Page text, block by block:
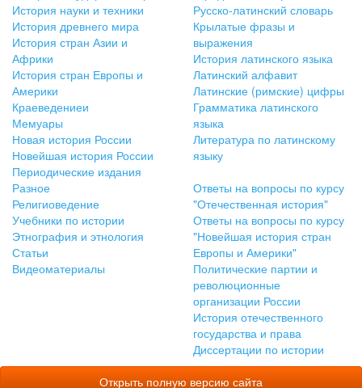
История науки и техники
История древнего мира
История стран Азии и
Африки
История стран Европы и
Америки
Краеведениеи
Мемуары
Новая история России
Новейшая история России
Периодические издания
Разное
Религиоведение
Учебники по истории
Этнография и этнология
Статьи
Видеоматериалы
Русско-латинский словарь
Крылатые фразы и
выражения
История латинского языка
Латинский алфавит
Латинские (римские) цифры
Грамматика латинского
языка
Литература по латинскому
языку
Ответы на вопросы по курсу
"Отечественная история"
Ответы на вопросы по курсу
"Новейшая история стран
Европы и Америки"
Политические партии и
революционные
организации России
История отечественного
государства и права
Диссертации по истории
Открыть полную версию сайта